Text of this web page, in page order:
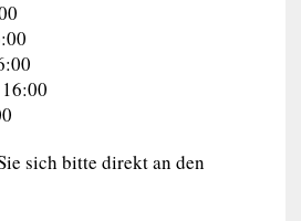
sich bitte direkt an den